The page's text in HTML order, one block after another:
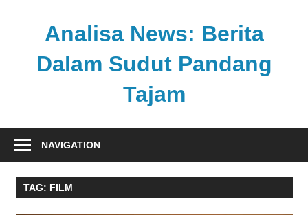
Analisa News: Berita
Dalam Sudut Pandang
Tajam
kritis
akurat
dari
NAVIGATION
TAG: FILM